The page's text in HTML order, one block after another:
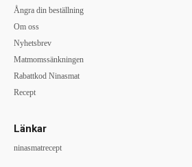
Ångra din beställning
Om oss
Nyhetsbrev
Matmomssänkningen
Rabattkod Ninasmat
Recept
Länkar
ninasmatrecept